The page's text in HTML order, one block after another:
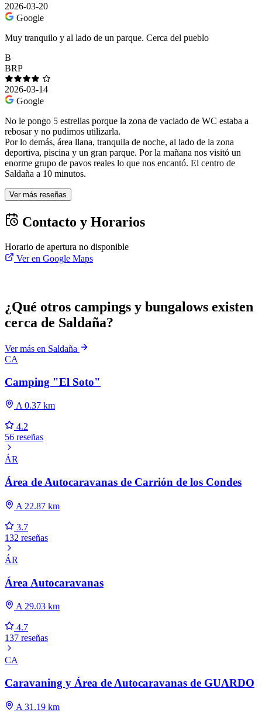
2026-03-20
Google
Muy tranquilo y al lado de un parque. Cerca del pueblo
B
BRP
2026-03-14
Google
No le pongo 5 estrellas porque la zona de vaciado de WC estaba a
rebosar y no pudimos utilizarla.
Por lo demás, área llana, tranquila de noche, al lado de la zona
deportiva, piscina y un gran parque. Por la mañana nos visitó un
enorme grupo de pavos reales lo que nos encantó. El centro de
Saldaña a 10 minutos.
Ver más reseñas
Contacto y Horarios
Horario de apertura no disponible
Ver en Google Maps
¿Qué otros campings y bungalows existen
cerca de Saldaña?
Ver más en Saldaña
CA
Camping "El Soto"
A 0.37 km
4.2
56 reseñas
ÁR
Área de Autocaravanas de Carrión de los Condes
A 22.87 km
3.7
132 reseñas
ÁR
Área Autocaravanas
A 29.03 km
4.7
137 reseñas
CA
Caravaning y Área de Autocaravanas de GUARDO
A 31.19 km